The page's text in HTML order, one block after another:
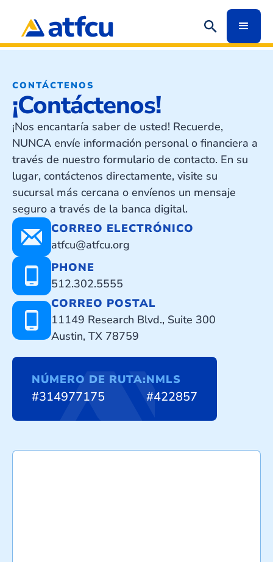
CONTÁCTENOS
¡Contáctenos!
¡Nos encantaría saber de usted! Recuerde,
NUNCA envíe información personal o financiera a
través de nuestro formulario de contacto. En su
lugar, contáctenos directamente, visite su
sucursal más cercana o envíenos un mensaje
seguro a través de la banca digital.
CORREO ELECTRÓNICO
atfcu@atfcu.org
PHONE
512.302.5555
CORREO POSTAL
11149 Research Blvd., Suite 300
Austin, TX 78759
NÚMERO DE RUTA:
#314977175
NMLS
#422857